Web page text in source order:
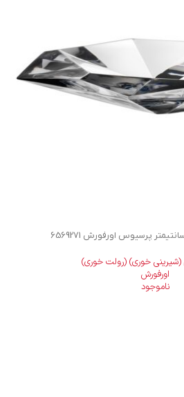
(شیرینی خوری) (رولت خوری)
اورفورش
ناموجود